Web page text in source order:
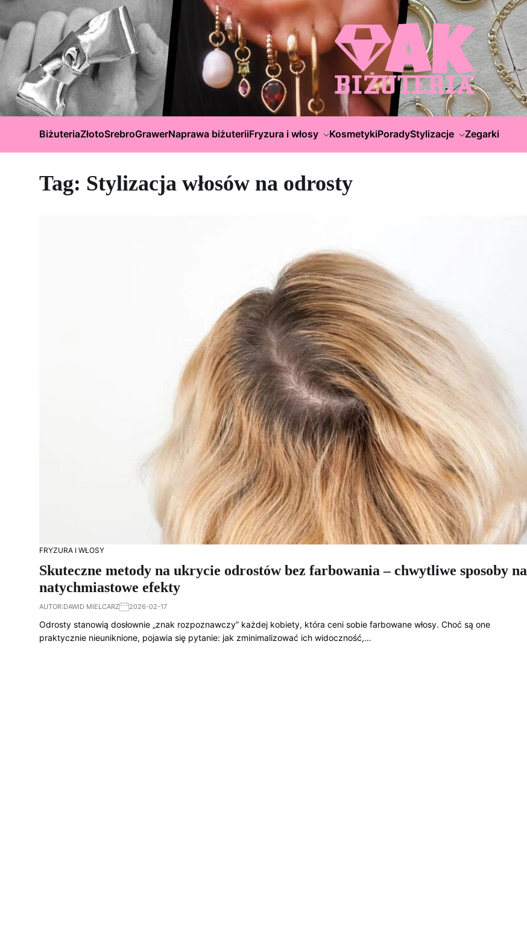
BiżuteriaZłotoSrebroGrawerNaprawa biżuteriiFryzura i włosy KosmetykiPoradyStylizacje Zegarki
Tag: Stylizacja włosów na odrosty
FRYZURA I WŁOSY
Skuteczne metody na ukrycie odrostów bez farbowania – chwytliwe sposoby na
natychmiastowe efekty
AUTOR:DAWID MIELCARZ 2026-02-17
Odrosty stanowią dosłownie „znak rozpoznawczy” każdej kobiety, która ceni sobie farbowane włosy. Choć są one
praktycznie nieuniknione, pojawia się pytanie: jak zminimalizować ich widoczność,…